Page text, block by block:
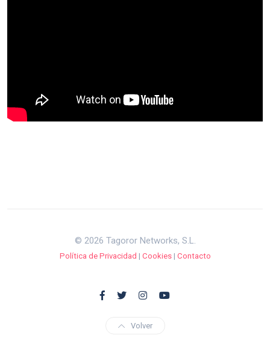
© 2026 Tagoror Networks, S.L.
Política de Privacidad | Cookies| Contacto
Volver